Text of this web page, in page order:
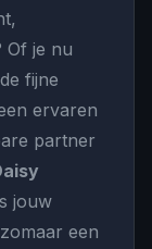
Of je nu
fijne
ervaren
partner
jouw
een